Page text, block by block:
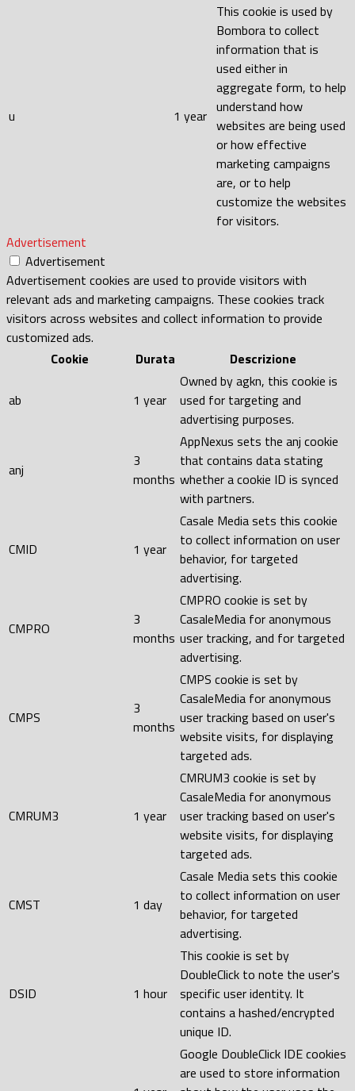
u 1 year
This cookie is used by
Bombora to collect
information that is
used either in
aggregate form, to help
understand how
websites are being used
or how effective
marketing campaigns
are, or to help
customize the websites
for visitors.
Advertisement
Advertisement
Advertisement cookies are used to provide visitors with
relevant ads and marketing campaigns. These cookies track
visitors across websites and collect information to provide
customized ads.
Cookie
Durata Descrizione
ab 1 year
Owned by agkn, this cookie is
used for targeting and
advertising purposes.
anj
3
months
AppNexus sets the anj cookie
that contains data stating
whether a cookie ID is synced
with partners.
CMID 1 year
Casale Media sets this cookie
to collect information on user
behavior, for targeted
advertising.
CMPRO
3
months
CMPRO cookie is set by
CasaleMedia for anonymous
user tracking, and for targeted
advertising.
CMPS
3
months
CMPS cookie is set by
CasaleMedia for anonymous
user tracking based on user's
website visits, for displaying
targeted ads.
CMRUM3 1 year
CMRUM3 cookie is set by
CasaleMedia for anonymous
user tracking based on user's
website visits, for displaying
targeted ads.
CMST 1 day
Casale Media sets this cookie
to collect information on user
behavior, for targeted
advertising.
DSID 1 hour
This cookie is set by
DoubleClick to note the user's
specific user identity. It
contains a hashed/encrypted
unique ID.
Google DoubleClick IDE cookies
are used to store information